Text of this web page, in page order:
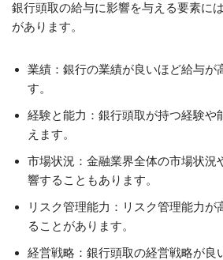
銀行頭取の給与に影響を与える要素に
があります。
業績：銀行の業績が良いほど給与が
す。
経験と能力：銀行頭取が持つ経験や
えます。
市場状況：金融業界全体の市場状況
響することもあります。
リスク管理能力：リスク管理能力が
ることがあります。
経営戦略：銀行頭取の経営戦略が良